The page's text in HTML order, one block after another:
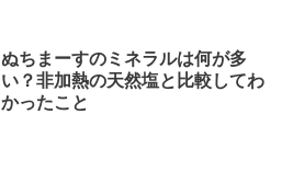
ぬちまーすのミネラルは何が多
い？非加熱の天然塩と比較してわ
かったこと